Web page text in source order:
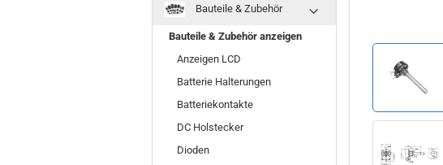
Sonderposten Bausätze
Sonderposten Module
Sonderposten Sonstiges
Sonderposten Werkzeug
Bauteile & Zubehör
Bauteile & Zubehör anzeigen
Anzeigen LCD
Batterie Halterungen
Batteriekontakte
DC Holstecker
Dioden